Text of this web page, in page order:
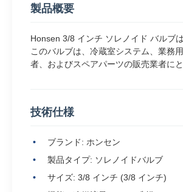
製品概要
Honsen 3/8 インチ ソレノイド バルブ
このバルブは、冷蔵室システム、業務
者、およびスペアパーツの販売業者に
技術仕様
ブランド: ホンセン
製品タイプ: ソレノイドバルブ
サイズ: 3/8 インチ (3/8 インチ)